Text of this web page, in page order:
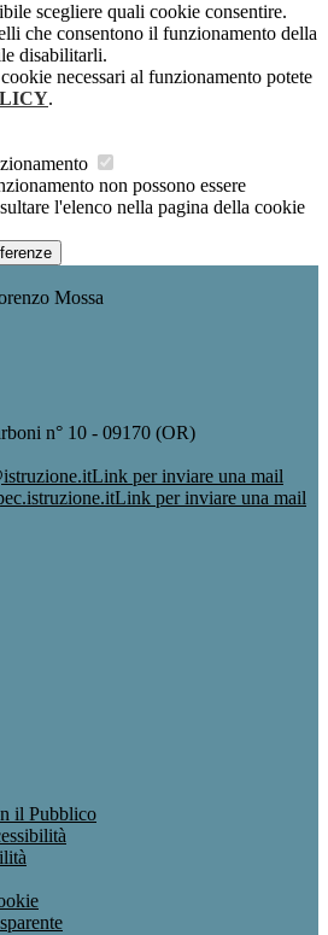
scegliere quali cookie consentire.
che consentono il funzionamento della
disabilitarli.
necessari al funzionamento potete
.
non possono essere
l'elenco nella pagina della cookie
Mossa
n° 10 - 09170 (OR)
Link per inviare una mail
Link per inviare una mail
il Pubblico